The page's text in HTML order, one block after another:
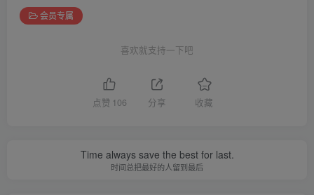
会员专属
喜欢就支持一下吧
点赞 106 分享 收藏
Time always save the best for last.
时间总把最好的人留到最后